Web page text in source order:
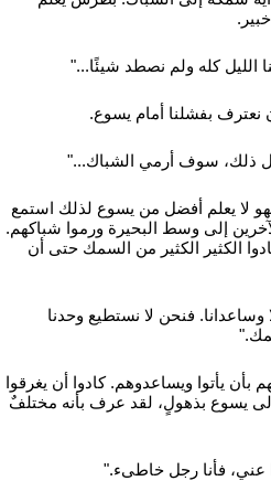
الليل كله ولم نصطد شيئًا..."
بفشلنا أمام يسوع.
ذلك، سوف أرمي الشباك..."
لا يعلم أفضل من يسوع لذلك استمع
إلى وسط البحيرة ورموا شباكهم.
الكثير الكثير من السمك حتى أن
وساعدانا. فنحن لا نستطيع وحدنا
بأن يأتوا ويساعدوهم. كادوا أن يغرقوا
يسوع بذهولٍ، لقد عرف بأنه مختلفٌ
عني، فأنا رجل خاطىء."